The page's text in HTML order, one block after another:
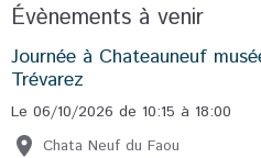
Évènements à venir
Journée à Chateauneuf
Trévarez
Le 06/10/2026 de 10:15 à 18:00
Chata Neuf du Faou